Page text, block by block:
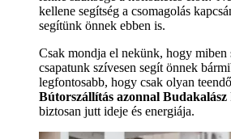
kellene segítség a csomagolás
segítünk önnek ebben is.
Csak mondja el nekünk, hogy miben
csapatunk szívesen segít önnek
legfontosabb, hogy csak olyan
Bútorszállítás azonnal Budakalász
biztosan jutt ideje és energiája.